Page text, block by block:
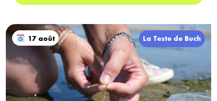
17 août La Teste de Buch